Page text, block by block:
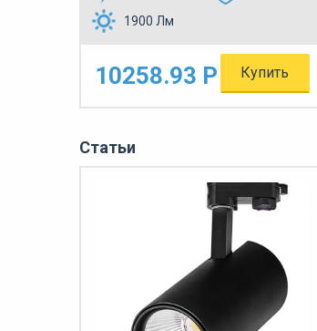
1900 Лм
10258.93 Р Купить
Статьи